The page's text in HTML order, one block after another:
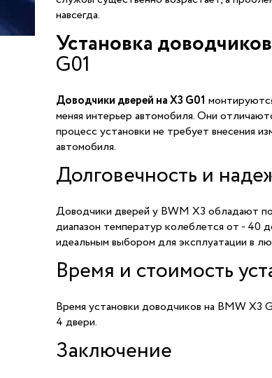
навсегда.
Установка доводчиков
G01
Доводчики дверей на X3 G01
меняя интерьер автомобиля. Они
процесс установки не требует внесения
автомобиля.
Долговечность и
Доводчики дверей у BWM X3 обладают
диапазон температур колеблется от - 40
идеальным выбором для эксплуатации в
Время и стоимость
Время установки доводчиков на BMW X3
4 двери.
Заключение